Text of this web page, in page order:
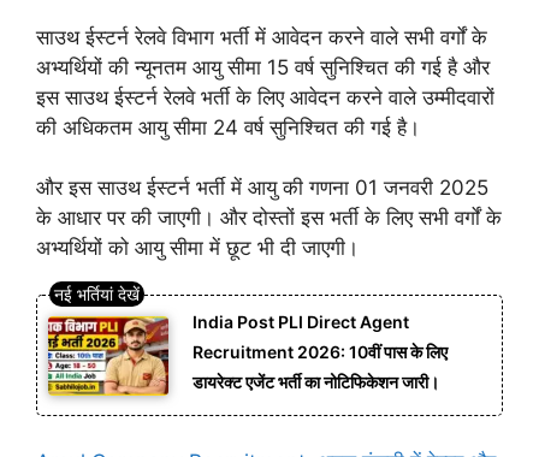
साउथ ईस्टर्न रेलवे विभाग भर्ती में आवेदन करने वाले सभी वर्गों के
अभ्यर्थियों की न्यूनतम आयु सीमा 15 वर्ष सुनिश्चित की गई है और
इस साउथ ईस्टर्न रेलवे भर्ती के लिए आवेदन करने वाले उम्मीदवारों
की अधिकतम आयु सीमा 24 वर्ष सुनिश्चित की गई है।
और इस साउथ ईस्टर्न भर्ती में आयु की गणना 01 जनवरी 2025
के आधार पर की जाएगी। और दोस्तों इस भर्ती के लिए सभी वर्गों के
अभ्यर्थियों को आयु सीमा में छूट भी दी जाएगी।
India Post PLI Direct Agent
Recruitment 2026: 10वीं पास के लिए
डायरेक्ट एजेंट भर्ती का नोटिफिकेशन जारी।